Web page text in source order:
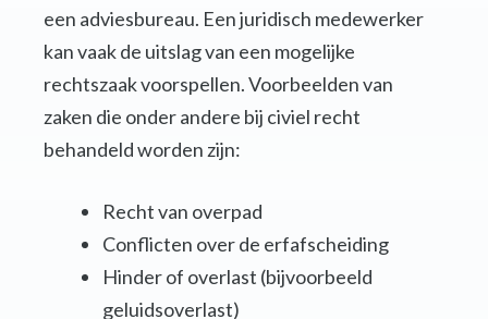
een adviesbureau. Een juridisch medewerker
kan vaak de uitslag van een mogelijke
rechtszaak voorspellen. Voorbeelden van
zaken die onder andere bij civiel recht
behandeld worden zijn:
Recht van overpad
Conflicten over de erfafscheiding
Hinder of overlast (bijvoorbeeld
geluidsoverlast)